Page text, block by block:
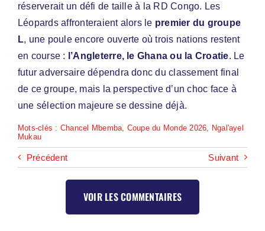
réserverait un défi de taille à la RD Congo. Les
Léopards affronteraient alors le premier du groupe
L, une poule encore ouverte où trois nations restent
en course :
l’Angleterre, le Ghana ou la Croatie. Le
futur adversaire dépendra donc du classement final
de ce groupe, mais la perspective d’un choc face à
une sélection majeure se dessine déjà.
Mots-clés : Chancel Mbemba Coupe du Monde 2026
Ngal'ayel
Mukau
Précédent Suivant
VOIR LES COMMENTAIRES